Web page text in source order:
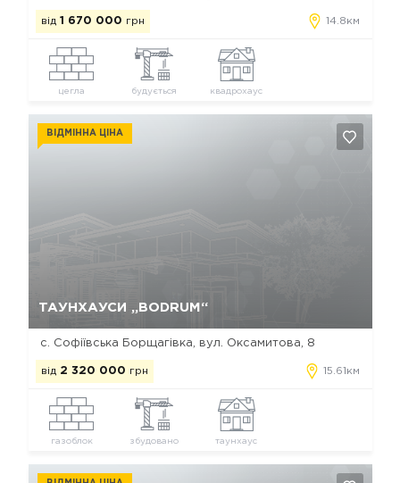
від 1 670 000 грн 14.8км
цегла будується квадрохаус
ТАУНХАУСИ „BODRUM“
ВІДМІННА ЦІНА
с. Софіївська Борщагівка, вул. Оксамитова, 8
від 2 320 000 грн 15.61км
газоблок збудовано таунхаус